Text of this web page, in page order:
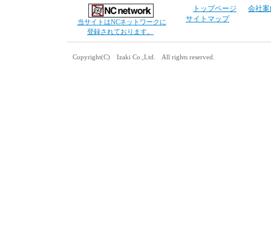
当サイトはNCネットワークに
登録されております。
トップページ
会社
サイトマップ
Copyright(C) Izaki Co.,Ltd. All rights reserved.